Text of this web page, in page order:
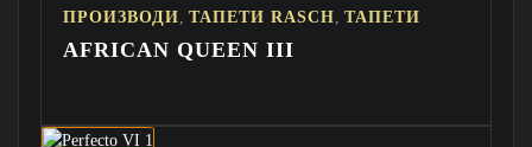
ПРОИЗВОДИ ТАПЕТИ RASCH ТАПЕТИ
AFRICAN QUEEN III